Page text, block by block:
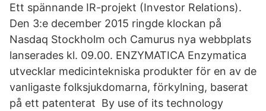
Ett spännande IR-projekt (Investor Relations).
Den 3:e december 2015 ringde klockan på
Nasdaq Stockholm och Camurus nya webbplats
lanserades kl. 09.00. ENZYMATICA Enzymatica
utvecklar medicintekniska produkter för en av de
vanligaste folksjukdomarna, förkylning, baserat
på ett patenterat By use of its technology